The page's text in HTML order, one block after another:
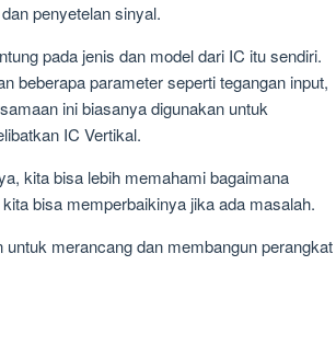
penyetelan sinyal.
pada jenis dan model dari IC itu sendiri.
beberapa parameter seperti tegangan input,
ini biasanya digunakan untuk
IC Vertikal.
kita bisa lebih memahami bagaimana
bisa memperbaikinya jika ada masalah.
merancang dan membangun perangkat